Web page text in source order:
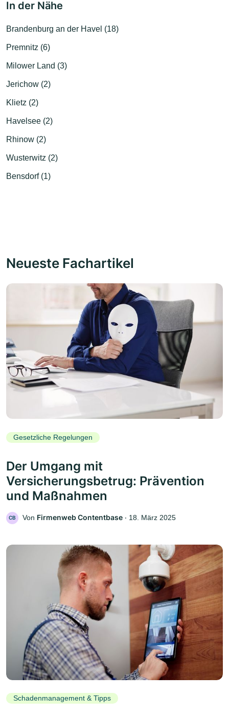
In der Nähe
Brandenburg an der Havel (18)
Premnitz (6)
Milower Land (3)
Jerichow (2)
Klietz (2)
Havelsee (2)
Rhinow (2)
Wusterwitz (2)
Bensdorf (1)
Neueste Fachartikel
Gesetzliche Regelungen
Der Umgang mit
Versicherungsbetrug: Prävention
und Maßnahmen
CB Von Firmenweb Contentbase ‧ 18. März 2025
Schadenmanagement & Tipps